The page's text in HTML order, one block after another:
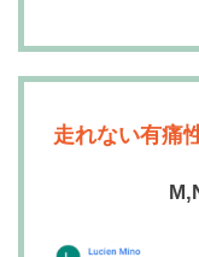
走れない有痛